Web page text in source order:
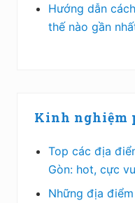
Hướng dẫn
thế nào gần
Kinh nghiệm
Top các địa
Gòn: hot, cực
Những địa